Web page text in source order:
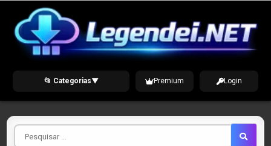
content
📂 Categorias▼ Premium Login
Pesquisar
por